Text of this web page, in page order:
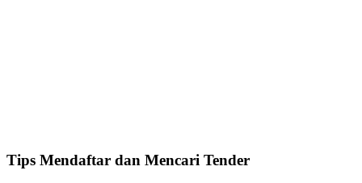
Tips Mendaftar dan Mencari Tender